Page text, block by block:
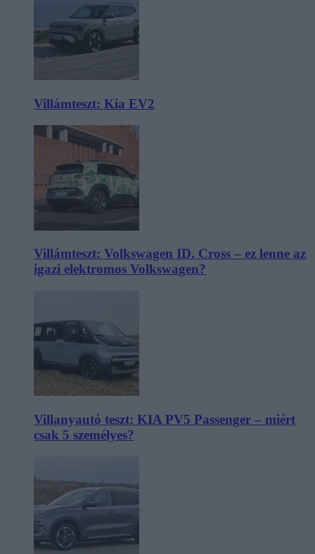
Villámteszt: Kia EV2
Villámteszt: Volkswagen ID. Cross – ez lenne az
igazi elektromos Volkswagen?
Villanyautó teszt: KIA PV5 Passenger – miért
csak 5 személyes?